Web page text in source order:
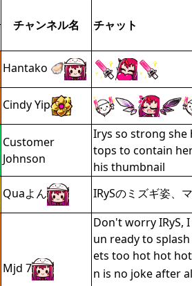
チャンネル名
チャット
Hantako 🦪
Cindy Yip
Customer
Johnson
Irys so strong
tops to contain
his thumbnail
Quaよん IRySのミズギ姿、
Mjd 7
Don't worry IRyS,
un ready to
ets too hot hot
n is no joke after